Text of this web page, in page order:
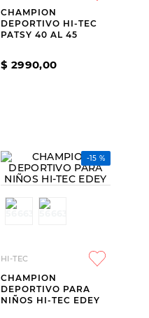
10. botas dama
CHAMPION
DEPORTIVO HI-TEC
PATSY 40 AL 45
$ 2990,00
-15 %
HI-TEC
CHAMPION
DEPORTIVO PARA
NIÑOS HI-TEC EDEY